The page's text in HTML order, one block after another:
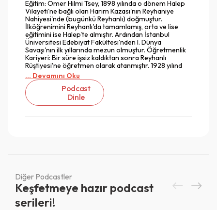
Eğitim: Ömer Hilmi Tsey, 1898 yılında o dönem Halep
Vilayeti'ne bağlı olan Harim Kazası'nın Reyhaniye
Nahiyesi'nde (bugünkü Reyhanlı) doğmuştur.
İlköğrenimini Reyhanlı'da tamamlamış, orta ve lise
eğitimini ise Halep'te almıştır. Ardından İstanbul
Üniversitesi Edebiyat Fakültesi'nden I. Dünya
Savaşı'nın ilk yıllarında mezun olmuştur. Öğretmenlik
Kariyeri: Bir süre işsiz kaldıktan sonra Reyhanlı
Rüştiyesi'ne öğretmen olarak atanmıştır. 1928 yılınd
... Devamını Oku
Podcast
Dinle
Diğer Podcastler
Keşfetmeye hazır podcast
serileri!
Vazgeç